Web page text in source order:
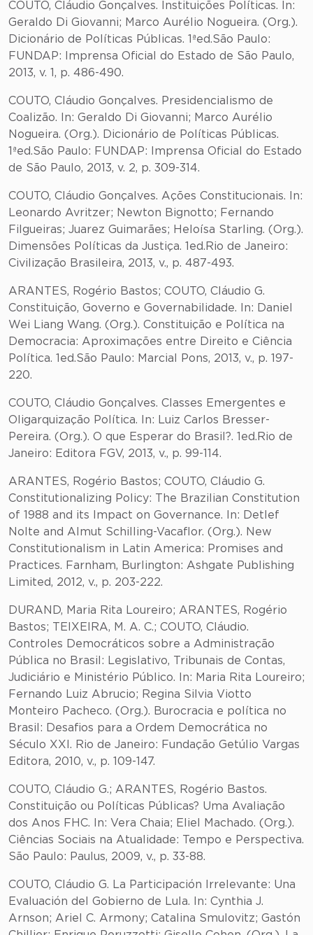
COUTO, Cláudio Gonçalves. Instituições Políticas. In:
Geraldo Di Giovanni; Marco Aurélio Nogueira. (Org.).
Dicionário de Políticas Públicas. 1ªed.São Paulo:
FUNDAP: Imprensa Oficial do Estado de São Paulo,
2013, v. 1, p. 486-490.
COUTO, Cláudio Gonçalves. Presidencialismo de
Coalizão. In: Geraldo Di Giovanni; Marco Aurélio
Nogueira. (Org.). Dicionário de Políticas Públicas.
1ªed.São Paulo: FUNDAP: Imprensa Oficial do Estado
de São Paulo, 2013, v. 2, p. 309-314.
COUTO, Cláudio Gonçalves. Ações Constitucionais. In:
Leonardo Avritzer; Newton Bignotto; Fernando
Filgueiras; Juarez Guimarães; Heloísa Starling. (Org.).
Dimensões Políticas da Justiça. 1ed.Rio de Janeiro:
Civilização Brasileira, 2013, v., p. 487-493.
ARANTES, Rogério Bastos; COUTO, Cláudio G.
Constituição, Governo e Governabilidade. In: Daniel
Wei Liang Wang. (Org.). Constituição e Política na
Democracia: Aproximações entre Direito e Ciência
Política. 1ed.São Paulo: Marcial Pons, 2013, v., p. 197-
220.
COUTO, Cláudio Gonçalves. Classes Emergentes e
Oligarquização Política. In: Luiz Carlos Bresser-
Pereira. (Org.). O que Esperar do Brasil?. 1ed.Rio de
Janeiro: Editora FGV, 2013, v., p. 99-114.
ARANTES, Rogério Bastos; COUTO, Cláudio G.
Constitutionalizing Policy: The Brazilian Constitution
of 1988 and its Impact on Governance. In: Detlef
Nolte and Almut Schilling-Vacaflor. (Org.). New
Constitutionalism in Latin America: Promises and
Practices. Farnham, Burlington: Ashgate Publishing
Limited, 2012, v., p. 203-222.
DURAND, Maria Rita Loureiro; ARANTES, Rogério
Bastos; TEIXEIRA, M. A. C.; COUTO, Cláudio.
Controles Democráticos sobre a Administração
Pública no Brasil: Legislativo, Tribunais de Contas,
Judiciário e Ministério Público. In: Maria Rita Loureiro;
Fernando Luiz Abrucio; Regina Silvia Viotto
Monteiro Pacheco. (Org.). Burocracia e política no
Brasil: Desafios para a Ordem Democrática no
Século XXI. Rio de Janeiro: Fundação Getúlio Vargas
Editora, 2010, v., p. 109-147.
COUTO, Cláudio G.; ARANTES, Rogério Bastos.
Constituição ou Políticas Públicas? Uma Avaliação
dos Anos FHC. In: Vera Chaia; Eliel Machado. (Org.).
Ciências Sociais na Atualidade: Tempo e Perspectiva.
São Paulo: Paulus, 2009, v., p. 33-88.
COUTO, Cláudio G. La Participación Irrelevante: Una
Evaluación del Gobierno de Lula. In: Cynthia J.
Arnson; Ariel C. Armony; Catalina Smulovitz; Gastón